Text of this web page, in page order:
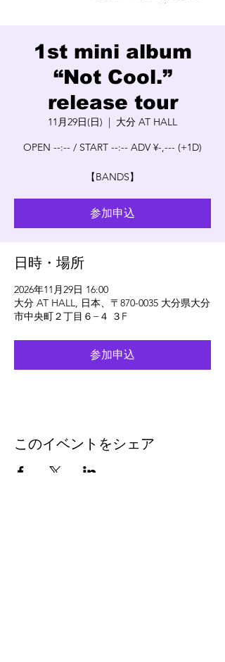
1st mini album
“Not Cool.”
release tour
11月29日(日)
  |
大分 AT HALL
OPEN --:-- / START --:-- ADV ¥-,--- (+1D)
【BANDS】
参加申込
日時・場所
2026年11月29日 16:00
大分 AT HALL, 日本、〒870-0035 大分県大分
市中央町２丁目６−４ ３F
参加申込
このイベントをシェア